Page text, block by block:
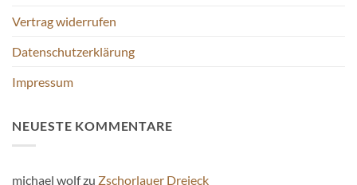
Vertrag widerrufen
Datenschutzerklärung
Impressum
NEUESTE KOMMENTARE
michael wolfzu Zschorlauer Dreieck